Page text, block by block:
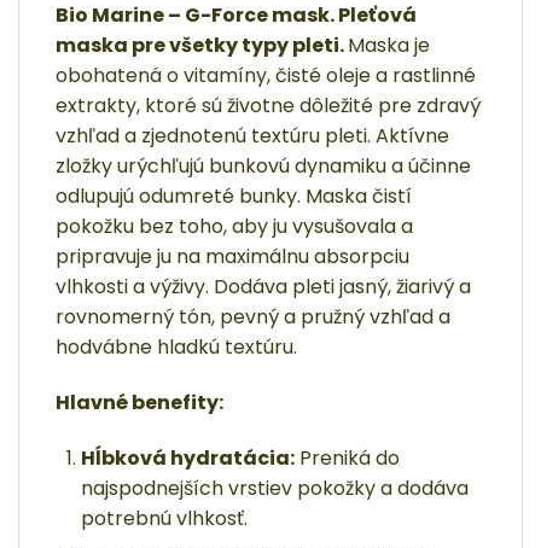
Bio Marine – G-Force mask. Pleťová
maska pre všetky typy pleti.Maska je
obohatená o vitamíny, čisté oleje a rastlinné
extrakty, ktoré sú životne dôležité pre zdravý
vzhľad a zjednotenú textúru pleti. Aktívne
zložky urýchľujú bunkovú dynamiku a účinne
odlupujú odumreté bunky. Maska čistí
pokožku bez toho, aby ju vysušovala a
pripravuje ju na maximálnu absorpciu
vlhkosti a výživy. Dodáva pleti jasný, žiarivý a
rovnomerný tón, pevný a pružný vzhľad a
hodvábne hladkú textúru.
Hlavné benefity:
Hĺbková hydratácia:Preniká do
najspodnejších vrstiev pokožky a dodáva
potrebnú vlhkosť.